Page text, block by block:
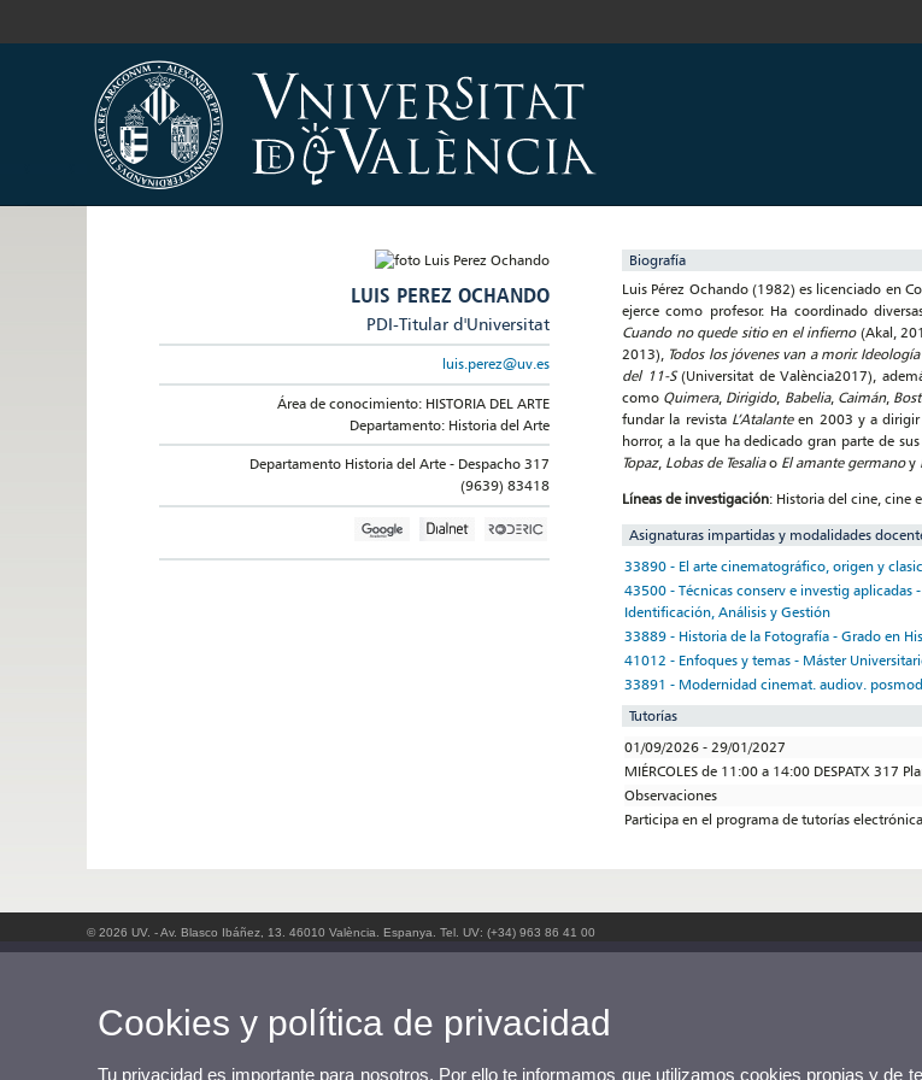
LUIS PEREZ OCHANDO
PDI-Titular d'Universitat
luis.perez@uv.es
Área de conocimiento: HISTORIA DEL ARTE
Departamento: Historia del Arte
Departamento Historia del Arte - Despacho 317
(9639) 83418
Biografía
Luis Pérez Ochando (1982) es licenciado en
ejerce como profesor. Ha coordinado
Cuando no quede sitio en el infierno(Akal,
2013), Todos los jóvenes van a morir.
del 11-S(Universitat de València2017),
como Quimera, Dirigido, Babelia, Caimán,
fundar la revista L’Atalanteen 2003 y a
horror, a la que ha dedicado gran parte de
Topaz, Lobas de Tesaliao El amante germanoy
Líneas de investigación: Historia del cine, cine
Asignaturas impartidas y modalidades
33890 - El arte cinematográfico, origen y
43500 - Técnicas conserv e investig
Identificación, Análisis y Gestión
33889 - Historia de la Fotografía - Grado en
41012 - Enfoques y temas - Máster
33891 - Modernidad cinemat. audiov.
Tutorías
01/09/2026 - 29/01/2027
MIÉRCOLES de 11:00 a 14:00 DESPATX 317
Observaciones
Participa en el programa de tutorías
© 2026 UV. - Av. Blasco Ibáñez, 13. 46010 València. Espanya. Tel. UV: (+34) 963 86 41 00
Cookies y política de privacidad
Tu privacidad es importante para nosotros. Por ello te informamos que utilizamos cookies propias y de